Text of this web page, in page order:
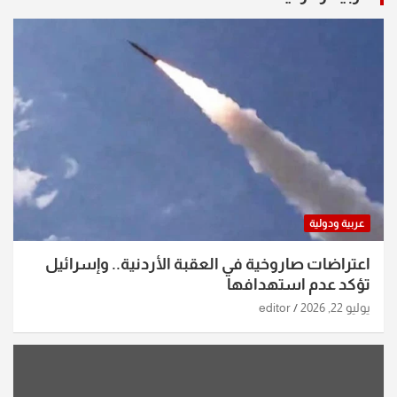
عربية ودولية
اعتراضات صاروخية في العقبة الأردنية.. وإسرائيل
تؤكد عدم استهدافها
يوليو 22, 2026 editor